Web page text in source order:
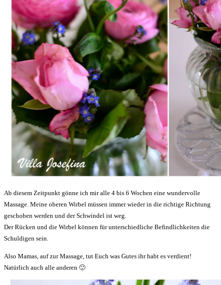
Ab diesem Zeitpunkt gönne ich mir alle 4 bis 6 Wochen eine wundervolle
Massage. Meine oberen Wirbel müssen immer wieder in die richtige Richtung
geschoben werden und der Schwindel ist weg.
Der Rücken und die Wirbel können für unterschiedliche Befindlichkeiten die
Schuldigen sein.
Also Mamas, auf zur Massage, tut Euch was Gutes ihr habt es verdient!
Natürlich auch alle anderen 🙂